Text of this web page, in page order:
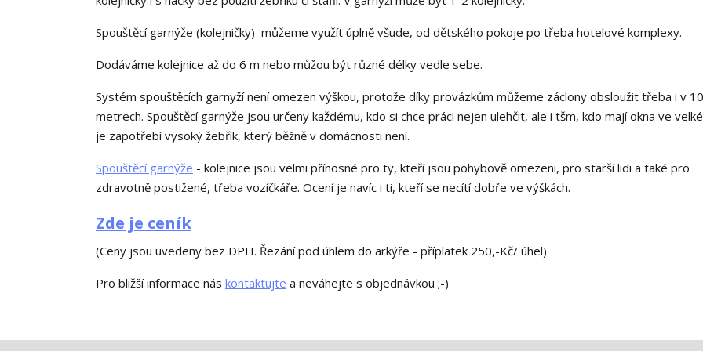
Spouštěcí garnýže (kolejničky) můžeme využít úplně všude, od dětského pokoje po třeba hotelové komplexy.
Dodáváme kolejnice až do 6 m nebo můžou být různé délky vedle sebe.
Systém spouštěcích garnyží není omezen výškou, protože díky provázkům můžeme záclony obsloužit třeba i v
metrech. Spouštěcí garnýže jsou určeny každému, kdo si chce práci nejen ulehčit, ale i tšm, kdo mají okna ve
je zapotřebí vysoký žebřík, který běžně v domácnosti není.
Spouštěcí garnýže - kolejnice jsou velmi přínosné pro ty, kteří jsou pohybově omezeni, pro starší lidi a také pro
zdravotně postižené, třeba vozíčkáře. Ocení je navíc i ti, kteří se necítí dobře ve výškách.
Zde je ceník
(Ceny jsou uvedeny bez DPH. Řezání pod úhlem do arkýře - příplatek 250,-Kč/ úhel)
Pro bližší informace nás kontaktujte a neváhejte s objednávkou ;-)